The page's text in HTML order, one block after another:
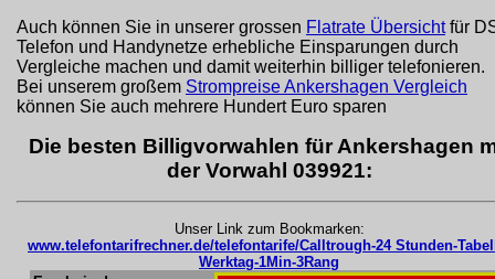
Auch können Sie in unserer grossen Flatrate Übersichtfür
Telefon und Handynetze erhebliche Einsparungen durch
Vergleiche machen und damit weiterhin billiger telefonieren.
Bei unserem großem Strompreise Ankershagen Vergleich
können Sie auch mehrere Hundert Euro sparen
Die besten Billigvorwahlen für Ankershagen
der Vorwahl 039921:
Unser Link zum Bookmarken:
www.telefontarifrechner.de/telefontarife/Calltrough-24 Stunden-
Werktag-1Min-3Rang